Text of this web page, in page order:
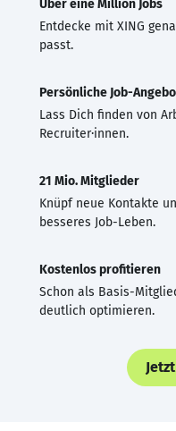
Über eine Million Jobs
Entdecke mit XING
passt.
Persönliche Job-
Lass Dich finden von
Recruiter·innen.
21 Mio. Mitglieder
Knüpf neue Kontakte
besseres Job-Leben.
Kostenlos profitieren
Schon als Basis-
deutlich optimieren.